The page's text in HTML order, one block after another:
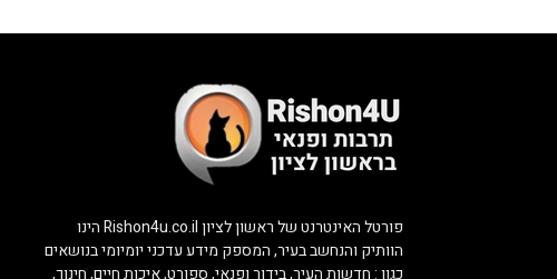
פורטל האינטרנט של ראשון לציון Rishon4u.co.il הינו
הוותיק והנחשב בעיר, המספק מידע עדכני יומיומי בנושאים